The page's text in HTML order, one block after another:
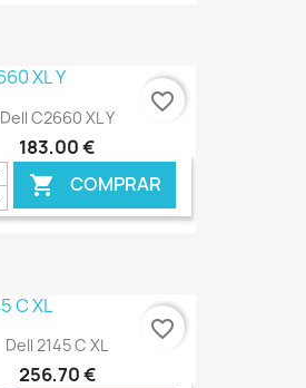
€ ONLINE
Dell C2660 XL Y
183,00 €
 COMPRAR
€ ONLINE
favorite_border
Dell 2145 C XL
256,70 €
favorite_border